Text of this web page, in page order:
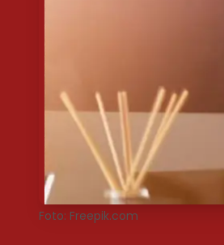
Foto: Freepik.com